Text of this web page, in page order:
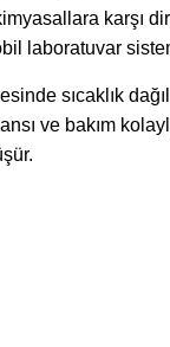
karşı
laboratuvar
sıcaklık
ve bakım